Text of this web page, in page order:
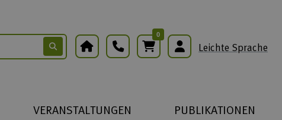
Warenkorb
0
Leichte Sprache
VERANSTALTUNGEN
PUBLIKATIONEN